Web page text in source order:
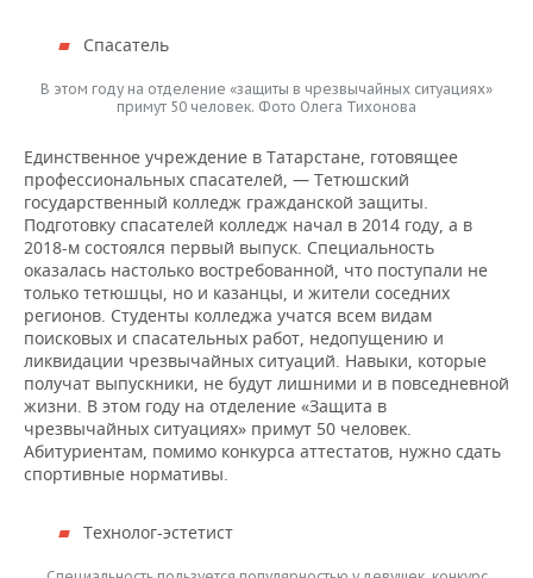
Спасатель
В этом году на отделение «защиты в чрезвычайных ситуациях»
примут 50 человек. Фото Олега Тихонова
Единственное учреждение в Татарстане, готовящее
профессиональных спасателей, — Тетюшский
государственный колледж гражданской защиты.
Подготовку спасателей колледж начал в 2014 году, а в
2018-м состоялся первый выпуск. Специальность
оказалась настолько востребованной, что поступали не
только тетюшцы, но и казанцы, и жители соседних
регионов. Студенты колледжа учатся всем видам
поисковых и спасательных работ, недопущению и
ликвидации чрезвычайных ситуаций. Навыки, которые
получат выпускники, не будут лишними и в повседневной
жизни. В этом году на отделение «Защита в
чрезвычайных ситуациях» примут 50 человек.
Абитуриентам, помимо конкурса аттестатов, нужно сдать
спортивные нормативы.
Технолог-эстетист